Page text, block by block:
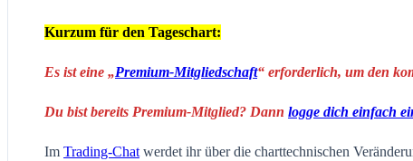
Kurzum für den Tageschart:
Es ist eine „Premium-Mitgliedschaft“ erforderlich, um den
Du bist bereits Premium-Mitglied? Dann logge dich einfach
Im Trading-Chat werdet ihr über die charttechnischen